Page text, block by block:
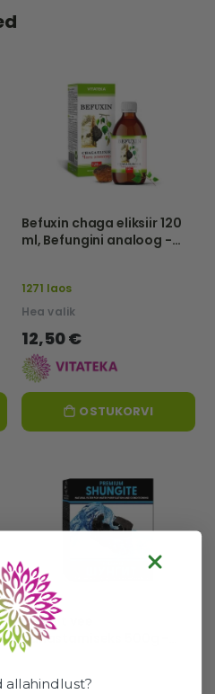
Befuxin chaga eliksiir 120
ml, Befungini analoog -
1271 laos
Hea valik
12,50 €
OSTUKORVI
Šungiit vee
puhastamiseks 500g -
VITATEKA
5436 laos
allahindlust?